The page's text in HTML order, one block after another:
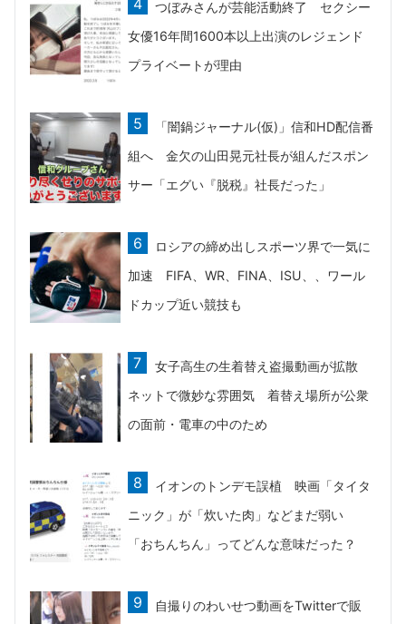
つぼみさんが芸能活動終了 セクシー
女優16年間1600本以上出演のレジェンド
プライベートが理由
「闇鍋ジャーナル(仮)」信和HD配信番
組へ 金欠の山田晃元社長が組んだスポン
サー「エグい『脱税』社長だった」
ロシアの締め出しスポーツ界で一気に
加速 FIFA、WR、FINA、ISU、、ワール
ドカップ近い競技も
女子高生の生着替え盗撮動画が拡散
ネットで微妙な雰囲気 着替え場所が公衆
の面前・電車の中のため
イオンのトンデモ誤植 映画「タイタ
ニック」が「炊いた肉」などまだ弱い
「おちんちん」ってどんな意味だった？
自撮りのわいせつ動画をTwitterで販